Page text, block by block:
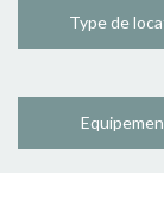
Type de